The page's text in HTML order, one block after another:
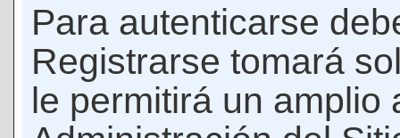
Para autenticarse
Registrarse tomará
le permitirá un amplio